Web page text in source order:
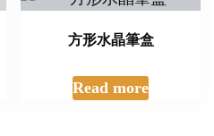
方形水晶筆盒
Read more